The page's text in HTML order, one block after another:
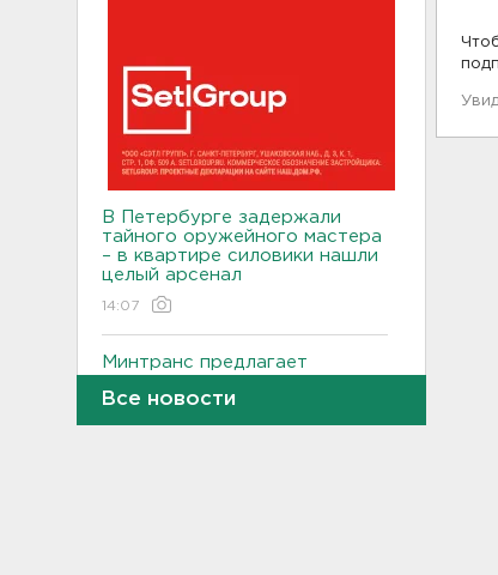
В Петербурге задержали
тайного оружейного мастера
– в квартире силовики нашли
целый арсенал
14:07
Минтранс предлагает
БПЛА в перечень дорожных
Все новости